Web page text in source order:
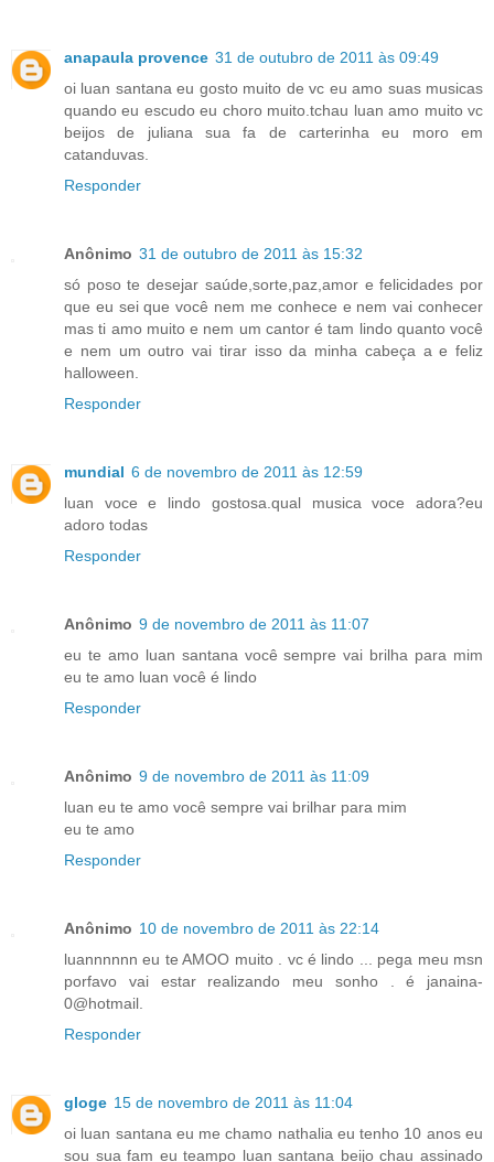
anapaula provence 31 de outubro de 2011 às 09:49
oi luan santana eu gosto muito de vc eu amo suas musicas
quando eu escudo eu choro muito.tchau luan amo muito vc
beijos de juliana sua fa de carterinha eu moro em
catanduvas.
Responder
Anônimo 31 de outubro de 2011 às 15:32
só poso te desejar saúde,sorte,paz,amor e felicidades por
que eu sei que você nem me conhece e nem vai conhecer
mas ti amo muito e nem um cantor é tam lindo quanto você
e nem um outro vai tirar isso da minha cabeça a e feliz
halloween.
Responder
mundial 6 de novembro de 2011 às 12:59
luan voce e lindo gostosa.qual musica voce adora?eu
adoro todas
Responder
Anônimo 9 de novembro de 2011 às 11:07
eu te amo luan santana você sempre vai brilha para mim
eu te amo luan você é lindo
Responder
Anônimo 9 de novembro de 2011 às 11:09
luan eu te amo você sempre vai brilhar para mim
eu te amo
Responder
Anônimo 10 de novembro de 2011 às 22:14
luannnnnn eu te AMOO muito . vc é lindo ... pega meu msn
porfavo vai estar realizando meu sonho . é janaina-
0@hotmail.
Responder
gloge 15 de novembro de 2011 às 11:04
oi luan santana eu me chamo nathalia eu tenho 10 anos eu
sou sua fam eu teampo luan santana beijo chau assinado